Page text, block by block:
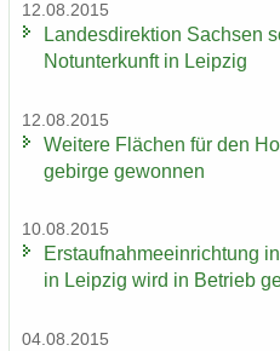
12.08.2015
Lan­des­di­rek­ti­on Sach­sen
Notunterkunft in Leip­zig
12.08.2015
Wei­te­re Flä­chen für den
ge­bir­ge ge­won­nen
10.08.2015
Erst­auf­nah­me­ein­rich­tung
in Leip­zig wird in Be­trieb
04.08.2015